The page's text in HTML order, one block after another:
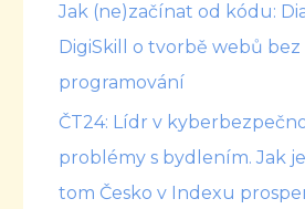
Jak (ne)začínat od kódu:
DigiSkill o tvorbě webů bez
programování
ČT24: Lídr v
problémy s bydlením. Jak
tom Česko v Indexu